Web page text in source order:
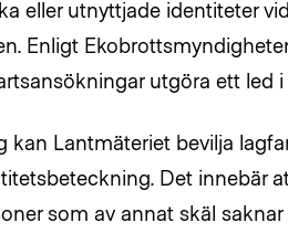
eller utnyttjade identiteter
Enligt
utgöra ett led
kan Lantmäteriet bevilja
Det innebär
som av annat skäl